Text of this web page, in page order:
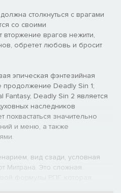
столкнуться с врагами
со своими
вторжение врагов нежити,
обретет любовь и бросит
эпическая фэнтезийная
Deadly Sin 1;
Deadly Sin 2 является
наследников
похвастаться значительно
и меню, а также
вид сзади, условная
Митрана. Это сложная